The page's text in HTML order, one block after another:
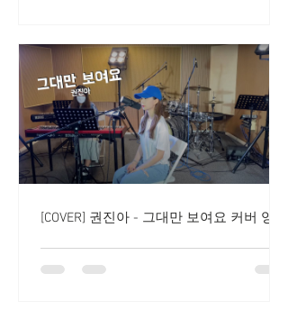
[COVER] 권진아 - 그대만 보여요 커버 영상